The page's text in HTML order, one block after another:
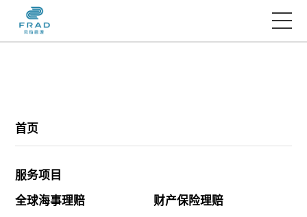
首页
服务项目
全球海事理赔
财产保险理赔